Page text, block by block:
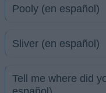
Pooly (en español)
Sliver (en español)
Tell me where did